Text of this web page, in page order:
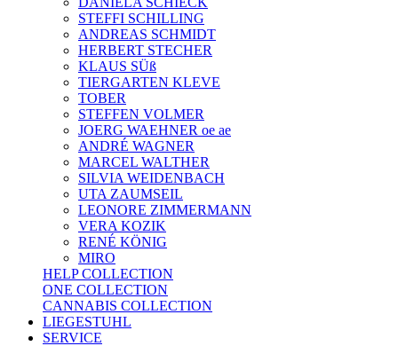
STEFFI SCHILLING
ANDREAS SCHMIDT
HERBERT STECHER
KLAUS SÜß
TIERGARTEN KLEVE
TOBER
STEFFEN VOLMER
JOERG WAEHNER oe ae
ANDRÉ WAGNER
MARCEL WALTHER
SILVIA WEIDENBACH
UTA ZAUMSEIL
LEONORE ZIMMERMANN
VERA KOZIK
RENÉ KÖNIG
MIRO
HELP COLLECTION
ONE COLLECTION
CANNABIS COLLECTION
LIEGESTUHL
SERVICE